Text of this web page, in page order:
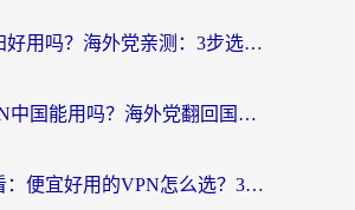
穿梭和海归好用吗？海外党亲测：3步选对回国加速器，无缝刷国内剧玩手游
ExpressVPN中国能用吗？海外党翻回国内的加速器选择指南（附番茄加速器实测）
海外党必看：便宜好用的VPN怎么选？3步解决回国访问难题+Steam改区技巧